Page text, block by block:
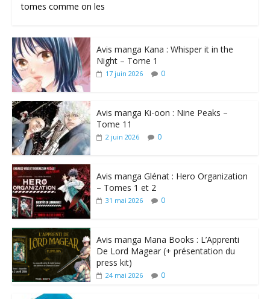
tomes comme on les
Avis manga Kana : Whisper it in the
Night – Tome 1
17 juin 2026 0
Avis manga Ki-oon : Nine Peaks –
Tome 11
2 juin 2026 0
Avis manga Glénat : Hero Organization
– Tomes 1 et 2
31 mai 2026 0
Avis manga Mana Books : L’Apprenti
De Lord Magear (+ présentation du
press kit)
24 mai 2026 0